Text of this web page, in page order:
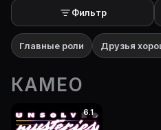
Фильтр
Главные роли Друзья
КАМЕО
6.1